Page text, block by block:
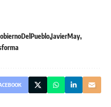
JavierMay